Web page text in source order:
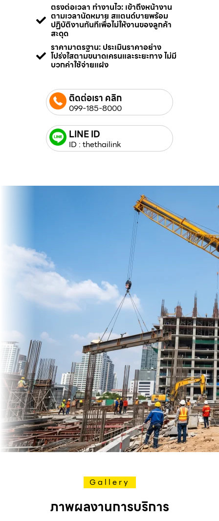
ตรงต่อเวลา ทำงานไว: เข้าถึงหน้างาน
ตามเวลานัดหมาย สแตนด์บายพร้อม
ปฏิบัติงานทันทีเพื่อไม่ให้งานของลูกค้า
สะดุด
ราคามาตรฐาน: ประเมินราคาอย่าง
โปร่งใสตามขนาดเครนและระยะทาง ไม่มี
บวกค่าใช้จ่ายแฝง
ติดต่อเรา คลิก
099-185-8000
LINE ID
ID : thethailink
Gallery
ภาพผลงานการบริการ